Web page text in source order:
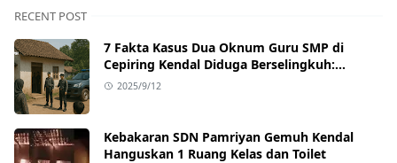
RECENT POST
7 Fakta Kasus Dua Oknum Guru SMP di
Cepiring Kendal Diduga Berselingkuh:
Kronologi, Pengakuan, hingga Sanksi
2025/9/12
Kebakaran SDN Pamriyan Gemuh Kendal
Hanguskan 1 Ruang Kelas dan Toilet